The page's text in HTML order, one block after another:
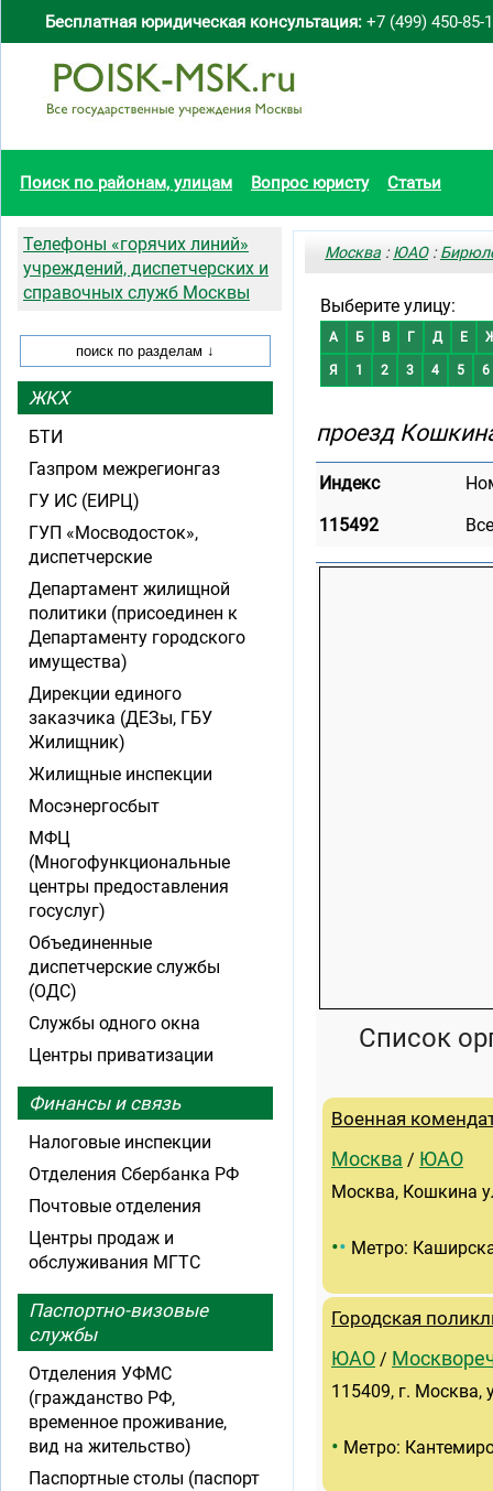
Бесплатная юридическая консультация: +7 (499) 450-85-
Поиск по районам, улицам Вопрос юристу Статьи
Москва :ЮАО:
Выберите улицу:
А Б В Г Д Е
Я 1 2 3 4 5 6
проезд
Индекс
115492
Список
Военная
Москва / ЮАО
Москва, Кошкина
•• Метро:
Городская
ЮАО /
115409, г. Москва,
• Метро:
Телефоны «горячих линий»
учреждений, диспетчерских и
справочных служб Москвы
ЖКХ
БТИ
Газпром межрегионгаз
ГУ ИС (ЕИРЦ)
ГУП «Мосводосток»,
диспетчерские
Департамент жилищной
политики (присоединен к
Департаменту городского
имущества)
Дирекции единого
заказчика (ДЕЗы, ГБУ
Жилищник)
Жилищные инспекции
Мосэнергосбыт
МФЦ
(Многофункциональные
центры предоставления
госуслуг)
Объединенные
диспетчерские службы
(ОДС)
Службы одного окна
Центры приватизации
Финансы и связь
Налоговые инспекции
Отделения Сбербанка РФ
Почтовые отделения
Центры продаж и
обслуживания МГТС
Паспортно-визовые
службы
Отделения УФМС
(гражданство РФ,
временное проживание,
вид на жительство)
Паспортные столы (паспорт